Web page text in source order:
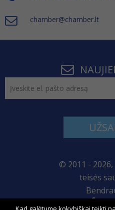
chamber@chamber.lt
© 2011 - 2026,
teisės